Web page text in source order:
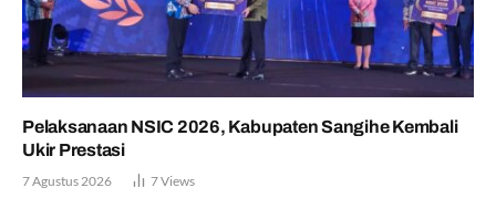
Pelaksanaan NSIC 2026, Kabupaten Sangihe Kembali
Ukir Prestasi
7 Agustus 2026 7Views